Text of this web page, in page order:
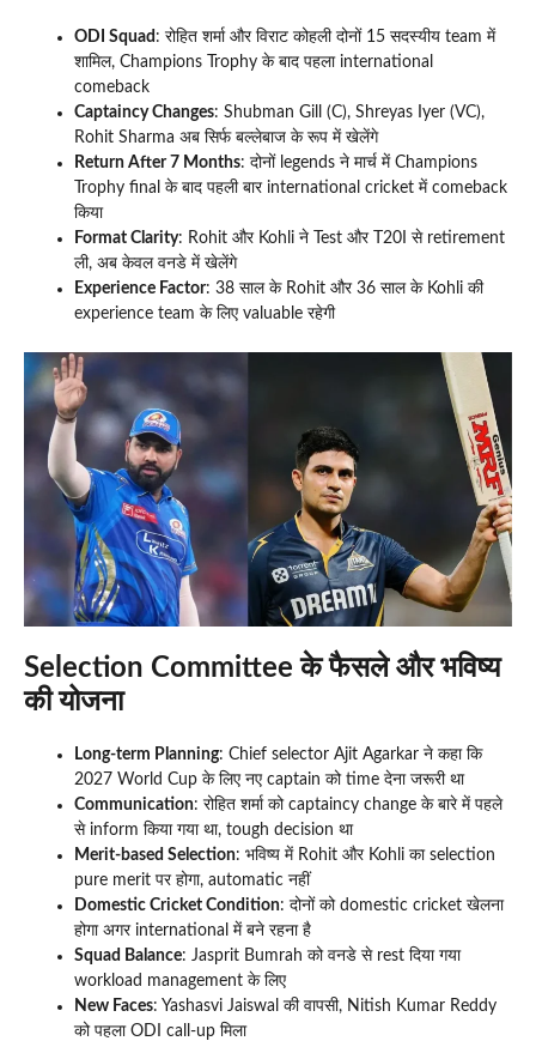
ODI Squad : रोहित शर्मा और विराट कोहली दोनों 15 सदस्यीय team में
शामिल, Champions Trophy के बाद पहला international
comeback
Captaincy Changes: Shubman Gill (C), Shreyas Iyer (VC),
Rohit Sharma अब सिर्फ बल्लेबाज के रूप में खेलेंगे
Return After 7 Months: दोनों legends ने मार्च में Champions
Trophy final के बाद पहली बार international cricket में comeback
किया
Format Clarity: Rohit और Kohli ने Test और T20I से retirement
ली, अब केवल वनडे में खेलेंगे
Experience Factor: 38 साल के Rohit और 36 साल के Kohli की
experience team के लिए valuable रहेगी
Selection Committee के फैसले और भविष्य
की योजना
Long-term Planning: Chief selector Ajit Agarkar ने कहा कि
2027 World Cup के लिए नए captain को time देना जरूरी था
Communication: रोहित शर्मा को captaincy change के बारे में पहले
से inform किया गया था, tough decision था
Merit-based Selection: भविष्य में Rohit और Kohli का selection
pure merit पर होगा, automatic नहीं
Domestic Cricket Condition: दोनों को domestic cricket खेलना
होगा अगर international में बने रहना है
Squad Balance: Jasprit Bumrah को वनडे से rest दिया गया
workload management के लिए
New Faces: Yashasvi Jaiswal की वापसी, Nitish Kumar Reddy
को पहला ODI call-up मिला